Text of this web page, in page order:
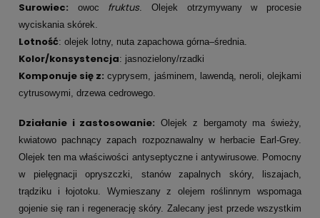
Surowiec: owoc fruktus. Olejek otrzymywany w procesie
wyciskania skórek.
Lotność: olejek lotny, nuta zapachowa górna–średnia.
Kolor/konsystencja: jasnozielony/rzadki
Komponuje się z: cyprysem, jaśminem, lawendą, neroli, olejkami
cytrusowymi, drzewa cedrowego.
Działanie i zastosowanie: Olejek z bergamoty ma świeży,
kwiatowo pachnący zapach rozpoznawalny w herbacie Earl-Grey.
Olejek ten ma właściwości antyseptyczne i antywirusowe. Pomocny
w pielęgnacji opryszczki, stanów zapalnych skóry, liszajach,
trądziku i łojotoku. Wymieszany z olejem roślinnym wspomaga
gojenie się ran i regenerację skóry. Zalecany jest przede wszystkim